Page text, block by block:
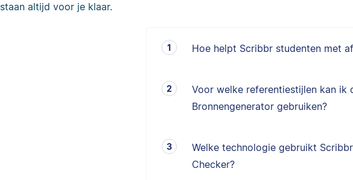
staan altijd voor je klaar.
Hoe helpt Scribbr studenten met
Voor welke referentiestijlen kan ik
Bronnengenerator gebruiken?
Welke technologie gebruikt
Checker?